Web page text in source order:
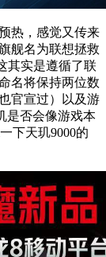
热，感觉又传来
舰名为联想拯救
其实是遵循了联
名将保持两位数
官宣过）以及游
是否会像游戏本
下天玑9000的